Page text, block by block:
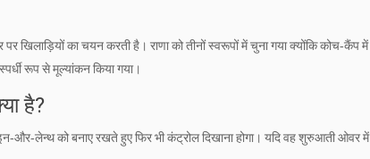
खिलाड़ियों का चयन करती है। राणा को तीनों स्वरूपों में चुना गया क्योंकि कोच‑कैंप में
रूप से मूल्यांकन किया गया।
है?
को बनाए रखते हुए फिर भी कंट्रोल दिखाना होगा। यदि वह शुरुआती ओवर में